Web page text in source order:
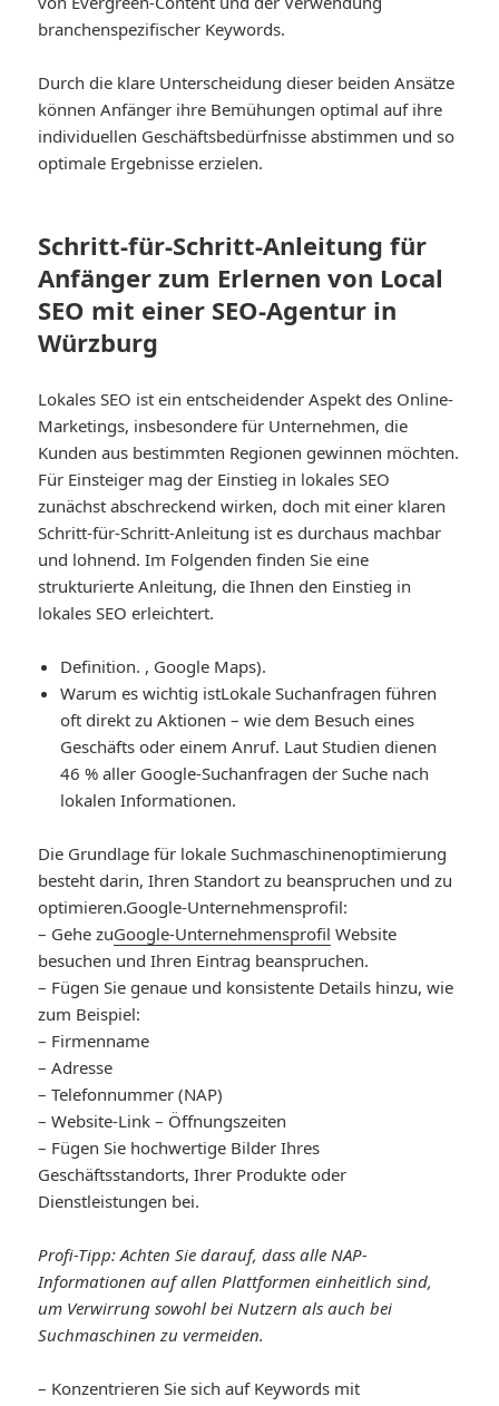
branchenspezifischer Keywords.
Durch die klare Unterscheidung dieser beiden Ansätze
können Anfänger ihre Bemühungen optimal auf ihre
individuellen Geschäftsbedürfnisse abstimmen und so
optimale Ergebnisse erzielen.
Schritt-für-Schritt-Anleitung für
Anfänger zum Erlernen von Local
SEO mit einer SEO-Agentur in
Würzburg
Lokales SEO ist ein entscheidender Aspekt des Online-
Marketings, insbesondere für Unternehmen, die
Kunden aus bestimmten Regionen gewinnen möchten.
Für Einsteiger mag der Einstieg in lokales SEO
zunächst abschreckend wirken, doch mit einer klaren
Schritt-für-Schritt-Anleitung ist es durchaus machbar
und lohnend. Im Folgenden finden Sie eine
strukturierte Anleitung, die Ihnen den Einstieg in
lokales SEO erleichtert.
Definition. , Google Maps).
Warum es wichtig istLokale Suchanfragen führen
oft direkt zu Aktionen – wie dem Besuch eines
Geschäfts oder einem Anruf. Laut Studien dienen
46 % aller Google-Suchanfragen der Suche nach
lokalen Informationen.
Die Grundlage für lokale Suchmaschinenoptimierung
besteht darin, Ihren Standort zu beanspruchen und zu
optimieren.Google-Unternehmensprofil:
– Gehe zuGoogle-Unternehmensprofil Website
besuchen und Ihren Eintrag beanspruchen.
– Fügen Sie genaue und konsistente Details hinzu, wie
zum Beispiel:
– Firmenname
– Adresse
– Telefonnummer (NAP)
– Website-Link – Öffnungszeiten
– Fügen Sie hochwertige Bilder Ihres
Geschäftsstandorts, Ihrer Produkte oder
Dienstleistungen bei.
Profi-Tipp: Achten Sie darauf, dass alle NAP-
Informationen auf allen Plattformen einheitlich sind,
um Verwirrung sowohl bei Nutzern als auch bei
Suchmaschinen zu vermeiden.
– Konzentrieren Sie sich auf Keywords mit